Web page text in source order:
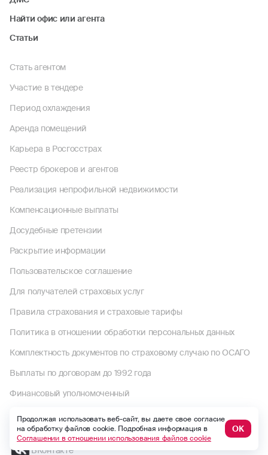
Найти офис или агента
Статьи
Стать агентом
Участие в тендере
Период охлаждения
Аренда помещений
Карьера в Росгосстрах
Реестр брокеров и агентов
Реализация непрофильной недвижимости
Компенсационные выплаты
Досудебные претензии
Раскрытие информации
Пользовательское соглашение
Для получателей страховых услуг
Правила страхования и страховые тарифы
Политика в отношении обработки персональных данных
Комплектность документов по страховому случаю по ОСАГО
Выплаты по договорам до 1992 года
Финансовый уполномоченный
Макс
ВКонтакте
Продолжая использовать веб-сайт, вы даете свое согласие
на обработку файлов cookie. Подробная информация в
Соглашении в отношении использования файлов cookie
ОК